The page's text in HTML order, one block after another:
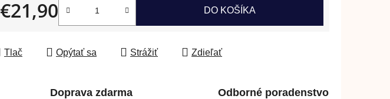
€21,90
Jednotková cena:
DO KOŠÍKA
Tlač Opýtať sa Strážiť Zdieľať
Doprava zdarma Odborné poradenstvo